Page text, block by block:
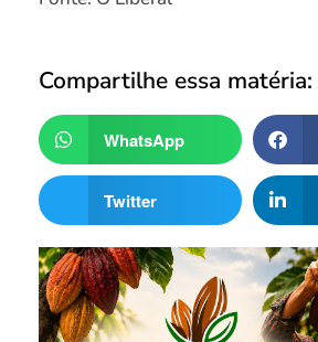
Compartilhe essa matéria:
WhatsApp
Twitter